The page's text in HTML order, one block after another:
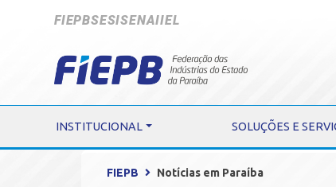
FIEPBSESISENAIIEL
INSTITUCIONAL SOLUÇÕES E
FIEPB Notícias em Paraíba